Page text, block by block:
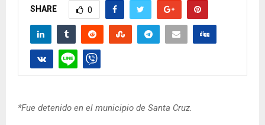
SHARE 0
*Fue detenido en el municipio de Santa Cruz.